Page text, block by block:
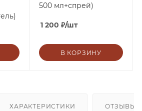
500 мл+спрей)
1 200 ₽/шт
В КОРЗИНУ
ХАРАКТЕРИСТИКИ ОТЗЫВЫ